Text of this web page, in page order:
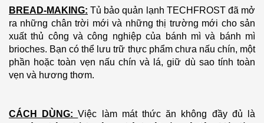
BREAD-MAKING: Tủ bảo quản lạnh TECHFROST đã mở
ra những chân trời mới và những thị trường mới cho sản
xuất thủ công và công nghiệp của bánh mì và bánh mì
brioches. Bạn có thể lưu trữ thực phẩm chưa nấu chín, một
phần hoặc toàn vẹn nấu chín và lá, giữ dù sao tính toàn
vẹn và hương thơm.
CÁCH DÙNG:Việc làm mát thức ăn không đầy đủ là